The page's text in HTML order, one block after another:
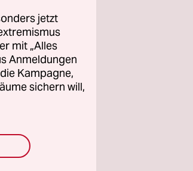
jetzt
mit „Alles
Anmeldungen
Kampagne,
sichern will,